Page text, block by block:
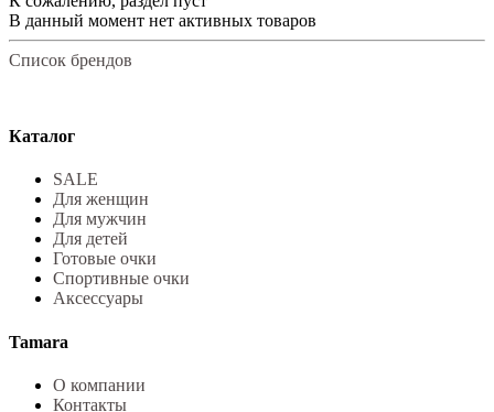
В данный момент нет активных товаров
Список брендов
Каталог
SALE
Для женщин
Для мужчин
Для детей
Готовые очки
Спортивные очки
Аксессуары
Tamara
О компании
Контакты